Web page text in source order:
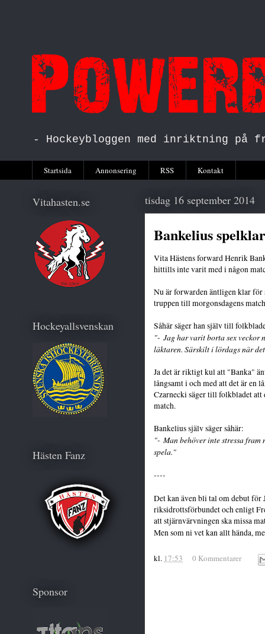
- Hockeybloggen med inriktning på
Startsida Annonsering RSS Kontakt
tisdag 16 september 2014
Bankelius
Vita Hästens forward Henrik
hittills inte varit med i någon
Nu är forwarden äntligen klar för
truppen till morgonsdagens
Såhär säger han själv till
"- Jag har varit borta sex veckor
läktaren. Särskilt i lördags när
Ja det är riktigt kul att "Banka"
långsamt i och med att det är en
Czarnecki säger till folkbladet att
match.
Bankelius själv säger såhär:
"- Man behöver inte stressa
spela."
----
Det kan även bli tal om debut
riksidrottsförbundet och enligt
att stjärnvärvningen ska missa
Men som ni vet kan allt hända,
kl. 17:53 0 Kommentarer
Vitahasten.se
Hockeyallsvenskan
Hästen Fanz
Sponsor